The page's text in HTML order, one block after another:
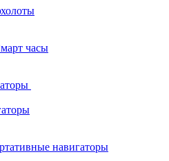
часы
навигаторы